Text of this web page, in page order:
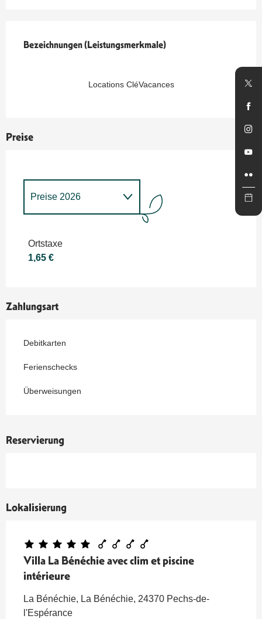
Bezeichnungen (Leistungsmerkmale)
Bezeichnungen (Leistungsmerkmale)
Locations CléVacances
Preise
Preise 2026
Ortstaxe
1,65 €
Zahlungsart
Debitkarten
Ferienschecks
Überweisungen
Reservierung
Lokalisierung
Villa La Bénéchie avec clim et piscine
intérieure
La Bénéchie, La Bénéchie, 24370 Pechs-de-
l'Espérance